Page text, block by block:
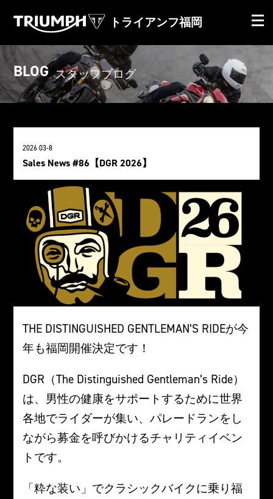
トライアンフ福岡
BLOG スタッフブログ
2026 03-8
Sales News #86【DGR 2026】
THE DISTINGUISHED GENTLEMAN’S RIDEが今
年も福岡開催決定です！
DGR（The Distinguished Gentleman’s Ride）
は、男性の健康をサポートするために世界
各地でライダーが集い、パレードランをし
ながら募金を呼びかけるチャリティイベン
トです。
「粋な装い」でクラシックバイクに乗り福